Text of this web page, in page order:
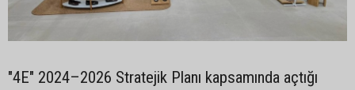
"4E" 2024–2026 Stratejik Planı kapsamında açtığı